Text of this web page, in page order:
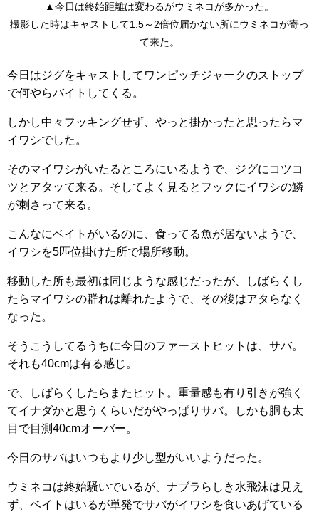
▲今日は終始距離は変わるがウミネコが多かった。
撮影した時はキャストして1.5～2倍位届かない所にウミネコが寄っ
て来た。
今日はジグをキャストしてワンピッチジャークのストップ
で何やらバイトしてくる。
しかし中々フッキングせず、やっと掛かったと思ったらマ
イワシでした。
そのマイワシがいたるところにいるようで、ジグにコツコ
ツとアタッて来る。そしてよく見るとフックにイワシの鱗
が刺さって来る。
こんなにベイトがいるのに、食ってる魚が居ないようで、
イワシを5匹位掛けた所で場所移動。
移動した所も最初は同じような感じだったが、しばらくし
たらマイワシの群れは離れたようで、その後はアタらなく
なった。
そうこうしてるうちに今日のファーストヒットは、サバ。
それも40cmは有る感じ。
で、しばらくしたらまたヒット。重量感も有り引きが強く
てイナダかと思うくらいだがやっぱりサバ。しかも胴も太
目で目測40cmオーバー。
今日のサバはいつもより少し型がいいようだった。
ウミネコは終始騒いでいるが、ナブラらしき水飛沫は見え
ず、ベイトはいるが単発でサバがイワシを食いあげている